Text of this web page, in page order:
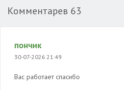
Комментарев 63
пончик
30-07-2026 21:49
Вас работает спасибо